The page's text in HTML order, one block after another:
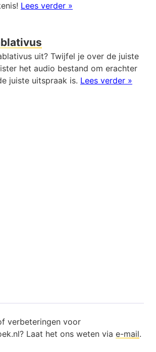
Lees verder »
uit? Twijfel je over de juiste
het audio bestand om erachter
juiste uitspraak is. Lees verder »
verbeteringen voor
Laat het ons weten via e-mail.